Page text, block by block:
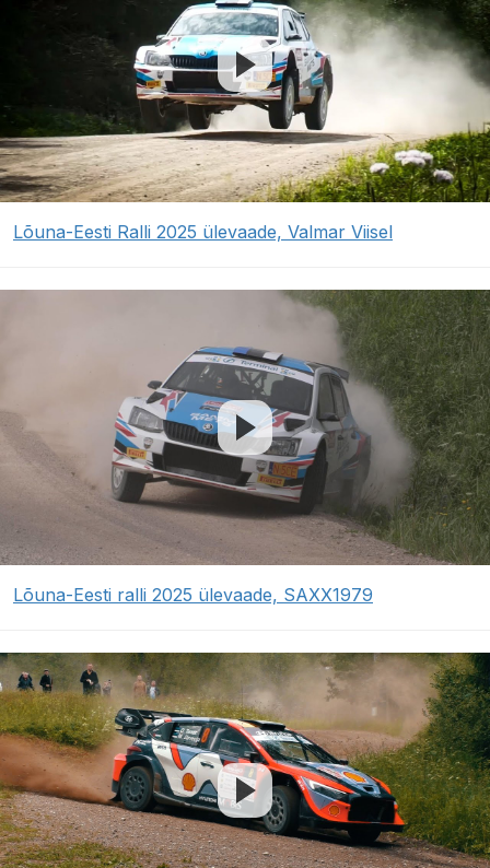
Lõuna-Eesti Ralli 2025 ülevaade, Valmar Viisel
Lõuna-Eesti ralli 2025 ülevaade, SAXX1979